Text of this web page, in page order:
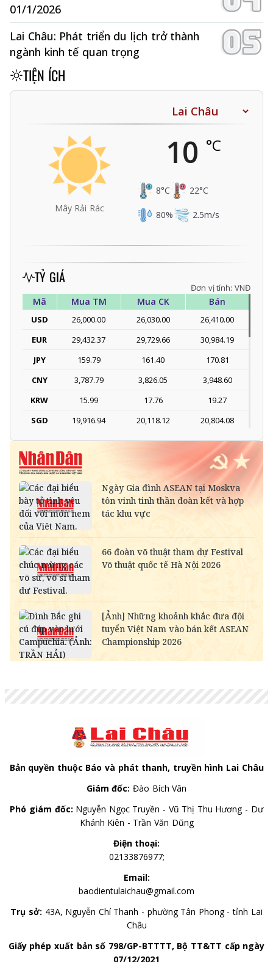
01/1/2026
Lai Châu: Phát triển du lịch trở thành
ngành kinh tế quan trọng
TIỆN ÍCH
Mây Rải Rác
10 °C
8°C 22°C
80% 2.5m/s
TỶ GIÁ
Đơn vị tính: VNĐ
Mã Mua TM Mua CK Bán
USD 26,000.00 26,030.00
26,410.00
EUR
29,432.37 29,729.66
30,984.19
JPY
159.79 161.40
170.81
CNY
3,787.79 3,826.05
3,948.60
KRW
15.99 17.76
19.27
SGD
19,916.94 20,118.12
20,804.08
DKK
- 3,966.64
4,118.33
THB
809.42
SEK
2,702.79
2,817.41
SAR
6,945.42
7,244.36
RUB
304.30
NOK
- 2,697.17
2,811.55
MYR
6,347.10
6,485.21
KWD
-
CAD
18,222.10 18,406.17
18,995.72
CHF
31,486.79 31,804.84
32,823.55
INR
- 273.68
HKD
3,247.93 3,280.74
3,406.20
Bản quyền thuộc Báo và phát thanh, truyền hình Lai Châu
Giám đốc: Đào Bích Vân
Phó giám đốc: Nguyễn Ngọc Truyền - Vũ Thị Thu Hương - Dư
Khánh Kiên - Trần Văn Dũng
Điện thoại:
02133876977;
Email:
baodientulaichau@gmail.com
Trụ sở: 43A, Nguyễn Chí Thanh - phường Tân Phong - tỉnh Lai
Châu
Giấy phép xuất bản số 798/GP-BTTTT, Bộ TT&TT cấp ngày
07/12/2021